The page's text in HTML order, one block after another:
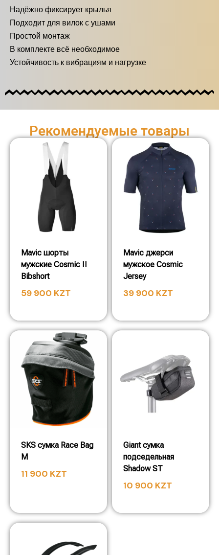
Надёжно фиксирует крылья
Подходит для вилок с ушами
Простой монтаж
В комплекте всё необходимое
Устойчивость к вибрациям и нагрузке
Рекомендуемые товары
Mavic шорты
мужские Cosmic II
Bibshort
59 900 KZT
Mavic джерси
мужское Cosmic
Jersey
39 900 KZT
SKS сумка Race Bag
M
11 900 KZT
Giant сумка
подседельная
Shadow ST
10 900 KZT